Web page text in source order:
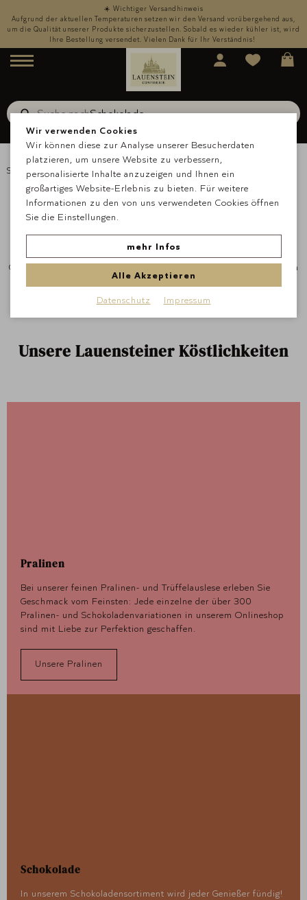
☀️ Wichtiger Versandhinweis
Aufgrund der aktuellen Temperaturen setzen wir den Versand vorübergehend aus,
um die Qualität unserer Produkte sicherzustellen. Sobald es wieder kühler ist, wird
Ihre Bestellung versendet. Vielen Dank für Ihr Verständnis!
Menü
Suche nachSchokolade
Startseite Genussfinder
Finden Sie Ihre neue Lieblingssorte
Manchmal hat man so viel Gutes zur Auswahl, dass man sich nicht
dieses Problem schnell gelöst: Er zeigt Ihnen genau, was zu Ihrem
Geschmack passt! Beantworten Sie dafür einfach die obenstehenden
Fragen nach Ihrem Geschmack und finden Sie Ihre neue
Lieblingsschokolade.
Unsere Lauensteiner Köstlichkeiten
Pralinen
Bei unserer feinen Pralinen- und Trüffelauslese erleben Sie
Geschmack vom Feinsten: Jede einzelne der über 300
Pralinen- und Schokoladenvariationen in unserem Onlineshop
sind mit Liebe zur Perfektion geschaffen.
Unsere Pralinen
Schokolade
In unserem Schokoladensortiment wird jeder Genießer fündig!
Wir verwenden Cookies
Wir können diese zur Analyse unserer Besucherdaten
platzieren, um unsere Website zu verbessern,
personalisierte Inhalte anzuzeigen und Ihnen ein
großartiges Website-Erlebnis zu bieten. Für weitere
Informationen zu den von uns verwendeten Cookies öffnen
Sie die Einstellungen.
mehr Infos
Alle Akzeptieren
Datenschutz Impressum